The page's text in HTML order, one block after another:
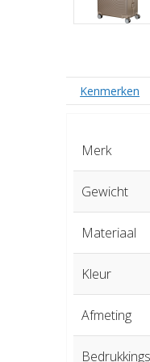
Kenmerken
Merk
Gewicht
Materiaal
Kleur
Afmeting